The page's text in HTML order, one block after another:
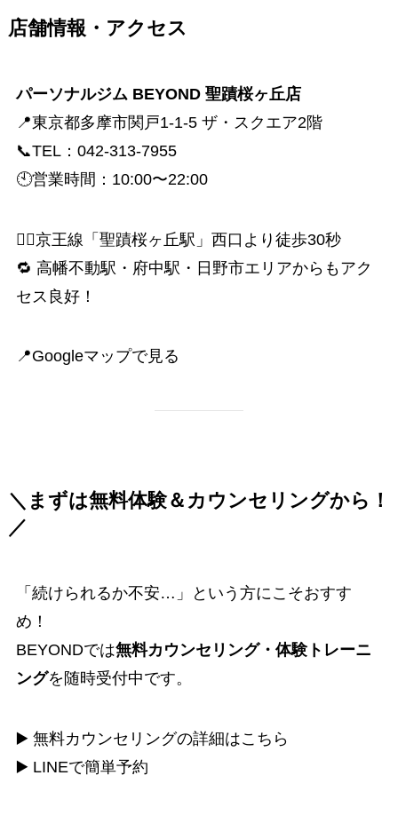
店舗情報・アクセス
パーソナルジム BEYOND 聖蹟桜ヶ丘店
📍東京都多摩市関戸1-1-5 ザ・スクエア2階
📞TEL：042-313-7955
🕙営業時間：10:00〜22:00
🚶‍♀️京王線「聖蹟桜ヶ丘駅」西口より徒歩30秒
🔁 高幡不動駅・府中駅・日野市エリアからもアク
セス良好！
📍Googleマップで見る
＼まずは無料体験＆カウンセリングから！
／
「続けられるか不安…」という方にこそおすす
め！
BEYONDでは無料カウンセリング・体験トレーニ
ングを随時受付中です。
▶️ 無料カウンセリングの詳細はこちら
▶️ LINEで簡単予約